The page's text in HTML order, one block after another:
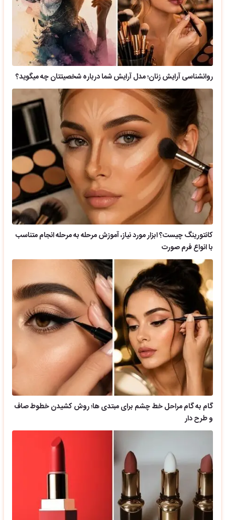
روانشناسی آرایش زنان؛ مدل آرایش شما درباره شخصیتتان چه میگوید؟
کانتورینگ چیست؟ ابزار مورد نیاز، آموزش مرحله به مرحله انجام متناسب
با انواع فرم صورت
گام به گام مراحل خط چشم برای مبتدی ها؛ روش کشیدن خطوط صاف
و طرح دار